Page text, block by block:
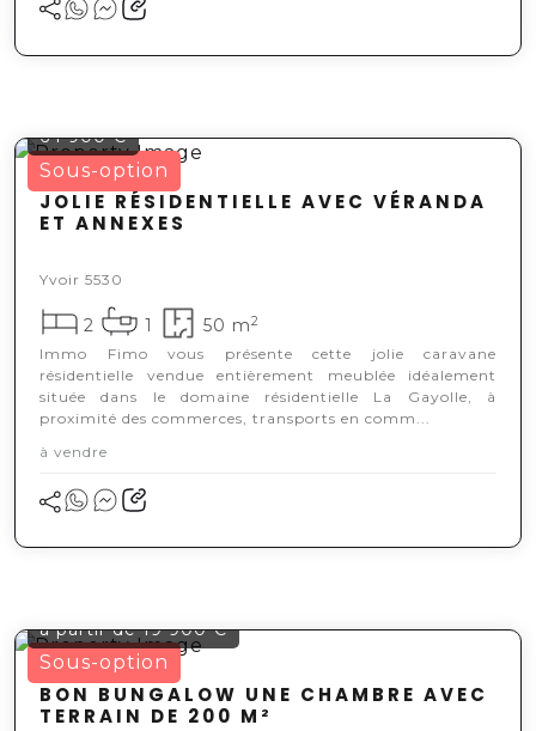
Sous-option
64 900 €
JOLIE RÉSIDENTIELLE AVEC VÉRANDA
ET ANNEXES
Yvoir 5530
2 1 50 m2
Immo Fimo vous présente cette jolie caravane
résidentielle vendue entièrement meublée idéalement
située dans le domaine résidentielle La Gayolle, à
proximité des commerces, transports en comm...
à vendre
Sous-option
à partir de 19 900 €
BON BUNGALOW UNE CHAMBRE AVEC
TERRAIN DE 200 M²